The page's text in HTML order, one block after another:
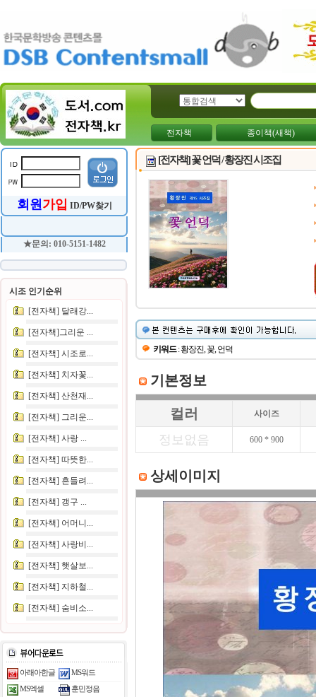
전자책 종이책(새책)
회원가입 ID/PW찾기
★문의: 010-5151-1482
시조 인기순위
[전자책] 달래강...
[전자책]그리운 ...
[전자책] 시조로...
[전자책] 치자꽃...
[전자책] 산천재...
[전자책] 그리운...
[전자책] 사랑 ...
[전자책] 따뜻한...
[전자책] 흔들려...
[전자책] 갱구 ...
[전자책] 어머니...
[전자책] 사랑비...
[전자책] 햇살보...
[전자책] 지하철...
[전자책] 숨비소...
아래아한글 MS워드
MS엑셀 훈민정음
[전자책] 꽃 언덕 / 황장진 시조집
키워드: 황장진, 꽃, 언덕
기본정보
컬러 사이즈
정보없음 600 * 900
상세이미지